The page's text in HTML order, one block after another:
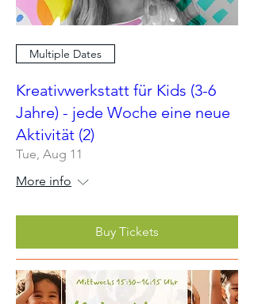
Multiple Dates
Kreativwerkstatt für Kids (3-6
Jahre) - jede Woche eine neue
Aktivität (2)
Tue, Aug 11
More info
Buy Tickets